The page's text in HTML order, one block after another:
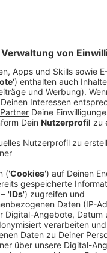
/ Ruhrnachrichten
Dortmund
der Jury:
die Emotionalität
fest. Die
eine eindringliche
sein Gesicht in den
zusammen, den
sind Haltungen, die
In diesem